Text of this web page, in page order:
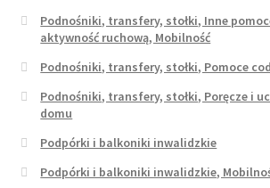
Podnośniki, transfery, stołki, Inne
aktywność ruchową, Mobilność
Podnośniki, transfery, stołki, Pomoce
Podnośniki, transfery, stołki, Poręcze i
domu
Podpórki i balkoniki inwalidzkie
Podpórki i balkoniki inwalidzkie,